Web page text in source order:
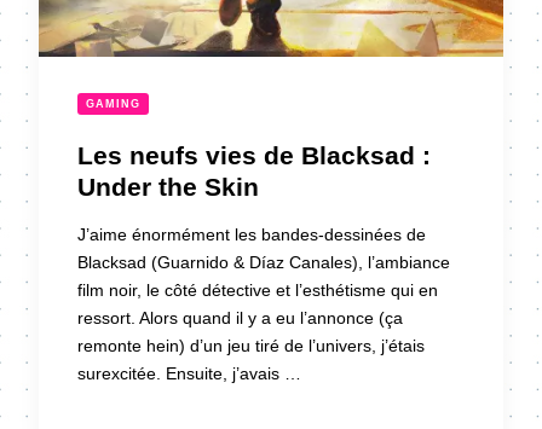
GAMING
Les neufs vies de Blacksad :
Under the Skin
J’aime énormément les bandes-dessinées de
Blacksad (Guarnido & Díaz Canales), l’ambiance
film noir, le côté détective et l’esthétisme qui en
ressort. Alors quand il y a eu l’annonce (ça
remonte hein) d’un jeu tiré de l’univers, j’étais
surexcitée. Ensuite, j’avais …